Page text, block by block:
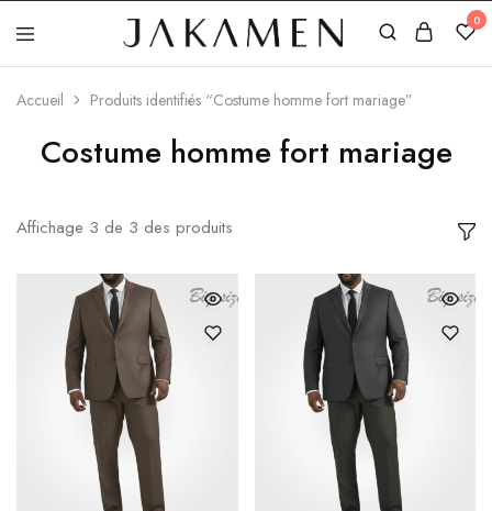
Jakamen
Algérie
0
Accueil Produits identifiés “Costume homme fort mariage”
Costume homme fort mariage
Affichage 3 de 3 des produits